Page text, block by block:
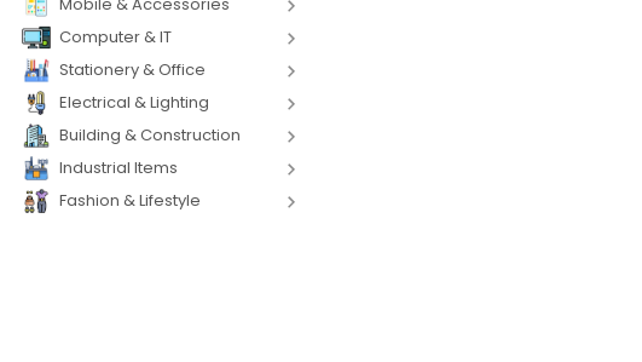
Computer & IT
Stationery & Office
Electrical & Lighting
Building & Construction
Industrial Items
Fashion & Lifestyle